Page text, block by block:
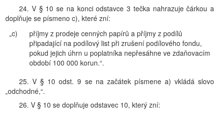
24. V § 10 se na konci odstavce 3 tečka nahrazuje čárkou a
doplňuje se písmeno c), které zní:
„c)
příjmy z prodeje cenných papírů a příjmy z podílů
připadající na podílový list při zrušení podílového fondu,
pokud jejich úhrn u poplatníka nepřesáhne ve zdaňovacím
období 100 000 korun.“.
25. V § 10 odst. 9 se na začátek písmene a) vkládá slovo
„odchodné,“.
26. V § 10 se doplňuje odstavec 10, který zní: